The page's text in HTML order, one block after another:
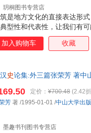
是地方文化的直接表达形
型性和代表性，让我们有
玥桐图书专营店
加入购物车 收藏
史论集:外三篇张荣芳 著中
定价： ¥700.48 (2.42
墨趣书刊图书专营店
芳 著 /1995-01-01 /中山大学出